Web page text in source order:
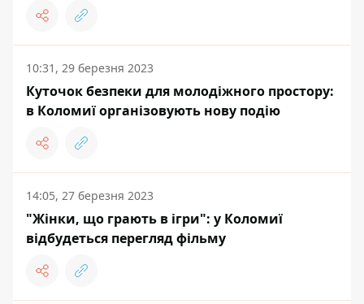
10:31, 29 березня 2023
Куточок безпеки для молодіжного простору:
в Коломиї організовують нову подію
14:05, 27 березня 2023
"Жінки, що грають в ігри": у Коломиї
відбудеться перегляд фільму